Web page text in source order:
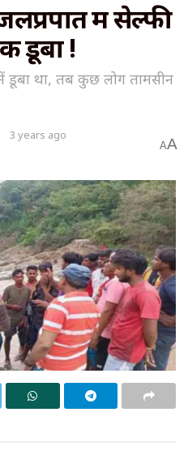
में सेल्फी
डूबा !
था, तब कुछ लोग तामसीन
3 years ago
AA